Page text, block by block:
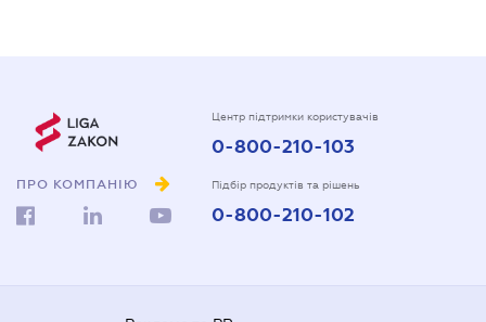
ПРО КОМПАНІЮ
Центр підтримки користувачів
0-800-210-103
Підбір продуктів та рішень
0-800-210-102